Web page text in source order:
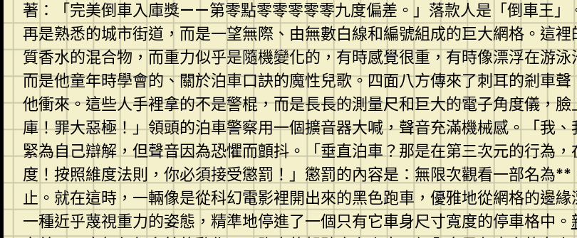
著：「完美倒車入庫獎——第零點零零零零零九度偏差。」落款人是「倒車王」
再是熟悉的城市街道，而是一望無際、由無數白線和編號組成的巨大網格。這裡
質香水的混合物，而重力似乎是隨機變化的，有時感覺很重，有時像漂浮在游
而是他童年時學會的、關於泊車口訣的魔性兒歌。四面八方傳來了刺耳的剎車
他衝來。這些人手裡拿的不是警棍，而是長長的測量尺和巨大的電子角度儀，
庫！罪大惡極！」領頭的泊車警察用一個擴音器大喊，聲音充滿機械感。「我
緊為自己辯解，但聲音因為恐懼而顫抖。「垂直泊車？那是在第三次元的行為
度！按照維度法則，你必須接受懲罰！」懲罰的內容是：無限次觀看一部名為
止。就在這時，一輛像是從科幻電影裡開出來的黑色跑車，優雅地從網格的邊
一種近乎蔑視重力的姿態，精準地停進了一個只有它車身尺寸寬度的停車格中。